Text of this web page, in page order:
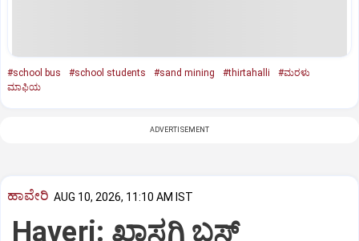
#school bus #school students #sand mining #thirtahalli
#ಮರಳು
ಮಾಫಿಯ
ADVERTISEMENT
ಹಾವೇರಿ AUG 10, 2026, 11:10 AM IST
Haveri: ಖಾಸಗಿ ಬಸ್